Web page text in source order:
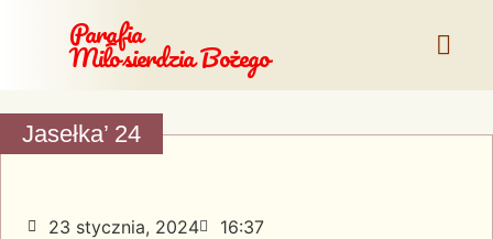
Parafia
Miłosierdzia Bożego
Jasełka’ 24
23 stycznia, 2024 16:37